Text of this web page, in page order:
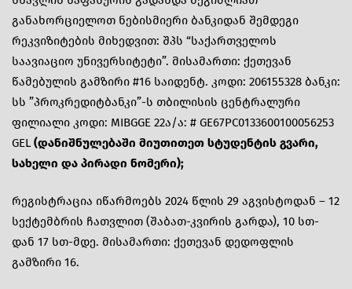
განახორციელოთ ნებისმიერი ბანკიდან შემდეგი
რეკვიზიტების მიხედვით: შპს “საქართველოს
საავიაციო უნივერსიტეტი”. მისამართი: ქეთევან
წამებულის გამზირი #16 საიდენტ. კოდი: 206155328 ბანკი:
სს ”პროკრედიტბანკი”-ს თბილისის ცენტრალური
ფილიალი კოდი: MIBGGE 22ა/ა: # GE67PC0133600100056253
GEL (დანიშნულებაში მიუთითეთ სტუდენტის გვარი,
სახელი და პირადი ნომერი);
რეგისტრაცია იწარმოებს 2024 წლის 29 აგვისტოდან – 12
სექტემბრის ჩათვლით (შაბათ-კვირის გარდა), 10 სთ-
დან 17 სთ-მდე. მისამართი: ქეთევან დედოფლის
გამზირი 16.